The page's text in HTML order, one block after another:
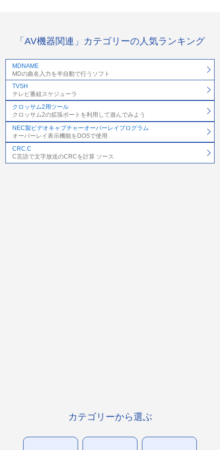
「AV機器関連」カテゴリーの人気ランキング
MDNAME
MDの曲名入力を半自動で行うソフト
TVSH
テレビ番組スケジューラ
クロッサム2用ツール
クロッサム2の拡張ポートを利用して遊んでみよう
NEC製ビデオキャプチャーオーバーレイプログラム
オーバーレイ表示機能をDOSで使用
CRC.C
C言語で文字放送のCRCを計算 ソース
カテゴリーから選ぶ